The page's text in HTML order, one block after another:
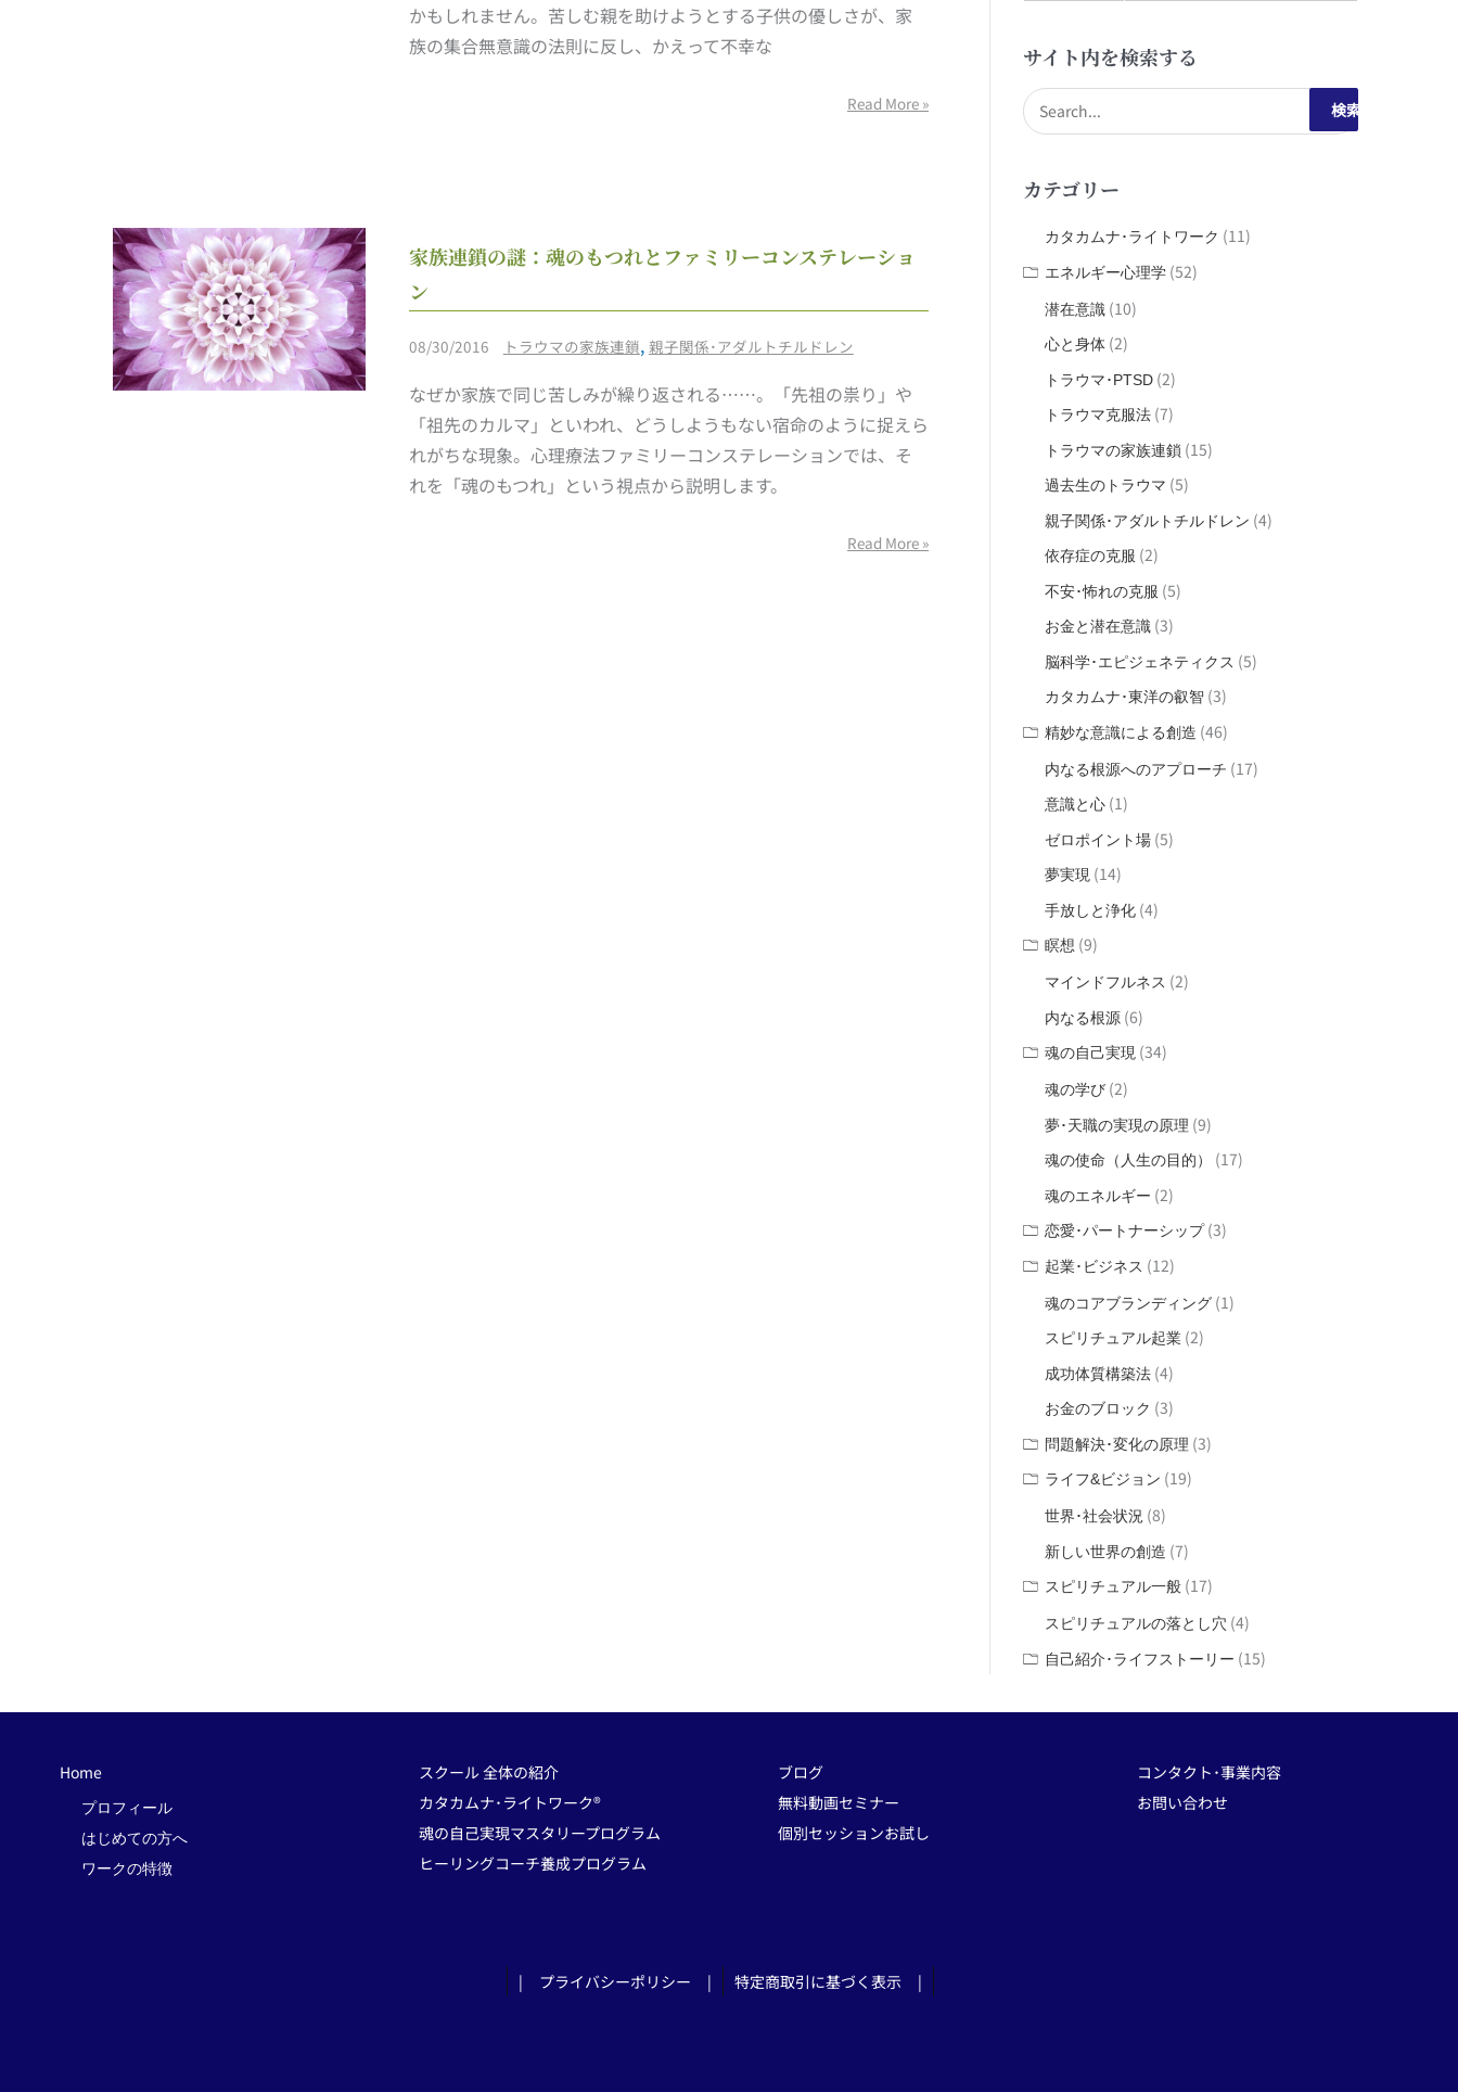
かもしれません。苦しむ親を助けようとする子供の優しさが、家
族の集合無意識の法則に反し、かえって不幸な
し
メ
く
し
Read More »
家族連鎖の謎：魂のもつれとファミリーコンステレーショ
ン
08/30/2016 トラウマの家族連鎖, 親子関係･アダルトチルドレン
なぜか家族で同じ苦しみが繰り返される……。「先祖の祟り」や
「祖先のカルマ」といわれ、どうしようもない宿命のように捉えら
れがちな現象。心理療法ファミリーコンステレーションでは、そ
れを「魂のもつれ」という視点から説明します。
族
謎：
魂
の
れ
Read More »
サイト内を検索する
検
象
カテゴリー
カタカムナ･ライトワーク (11)
エネルギー心理学 (52)
潜在意識 (10)
心と身体 (2)
トラウマ･PTSD (2)
トラウマ克服法 (7)
トラウマの家族連鎖 (15)
過去生のトラウマ (5)
親子関係･アダルトチルドレン (4)
依存症の克服 (2)
不安･怖れの克服 (5)
お金と潜在意識 (3)
脳科学･エピジェネティクス (5)
カタカムナ･東洋の叡智 (3)
精妙な意識による創造 (46)
内なる根源へのアプローチ (17)
意識と心 (1)
ゼロポイント場 (5)
夢実現 (14)
手放しと浄化 (4)
瞑想 (9)
マインドフルネス (2)
内なる根源 (6)
魂の自己実現 (34)
魂の学び (2)
夢･天職の実現の原理 (9)
魂の使命（人生の目的） (17)
魂のエネルギー (2)
恋愛･パートナーシップ(3)
起業･ビジネス (12)
魂のコアブランディング (1)
スピリチュアル起業 (2)
成功体質構築法 (4)
お金のブロック (3)
問題解決･変化の原理 (3)
ライフ&ビジョン (19)
世界･社会状況 (8)
新しい世界の創造 (7)
スピリチュアル一般 (17)
スピリチュアルの落とし穴 (4)
自己紹介･ライフストーリー (15)
Home
プロフィール
はじめての方へ
ワークの特徴
スクール 全体の紹介
カタカムナ･ライトワーク®
魂の自己実現マスタリープログラム
ヒーリングコーチ養成プログラム
ブログ
無料動画セミナー
個別セッションお試し
コンタクト･事業内容
お問い合わせ
| プライバシーポリシー | 特定商取引に基づく表示 |